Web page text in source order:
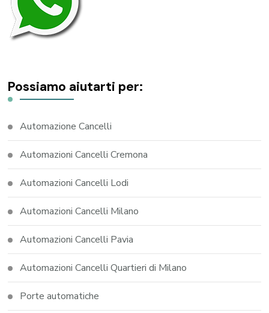
Possiamo aiutarti per:
Automazione Cancelli
Automazioni Cancelli Cremona
Automazioni Cancelli Lodi
Automazioni Cancelli Milano
Automazioni Cancelli Pavia
Automazioni Cancelli Quartieri di Milano
Porte automatiche